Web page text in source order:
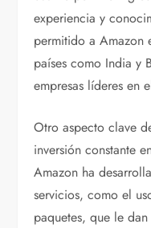
experiencia y
permitido a Amazon
países como India y
empresas líderes en
Otro aspecto clave
inversión constante
Amazon ha
servicios, como el
paquetes, que le